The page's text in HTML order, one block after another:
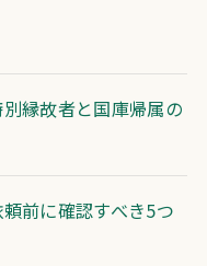
縁故者と国庫帰属の
前に確認すべき5つ